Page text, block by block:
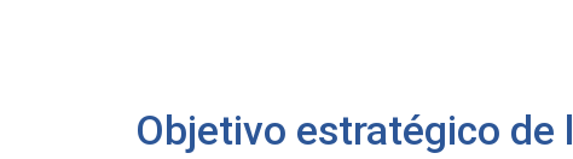
Objetivo estratégico de